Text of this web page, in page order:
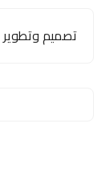
تصميم وتطوير